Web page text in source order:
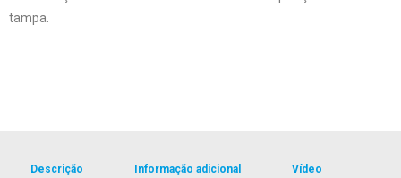
tampa.
Descrição Informação adicional Vídeo